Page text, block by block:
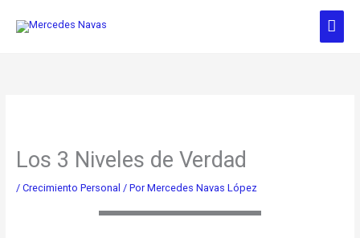
Los 3 Niveles de Verdad
/ Crecimiento Personal / Por Mercedes Navas López